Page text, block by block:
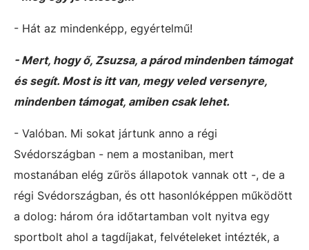
- Hát az mindenképp, egyértelmű!
- Mert, hogy ő, Zsuzsa, a párod mindenben támogat
és segít. Most is itt van, megy veled versenyre,
mindenben támogat, amiben csak lehet.
- Valóban. Mi sokat jártunk anno a régi
Svédországban - nem a mostaniban, mert
mostanában elég zűrös állapotok vannak ott -, de a
régi Svédországban, és ott hasonlóképpen működött
a dolog: három óra időtartamban volt nyitva egy
sportbolt ahol a tagdíjakat, felvételeket intézték, a